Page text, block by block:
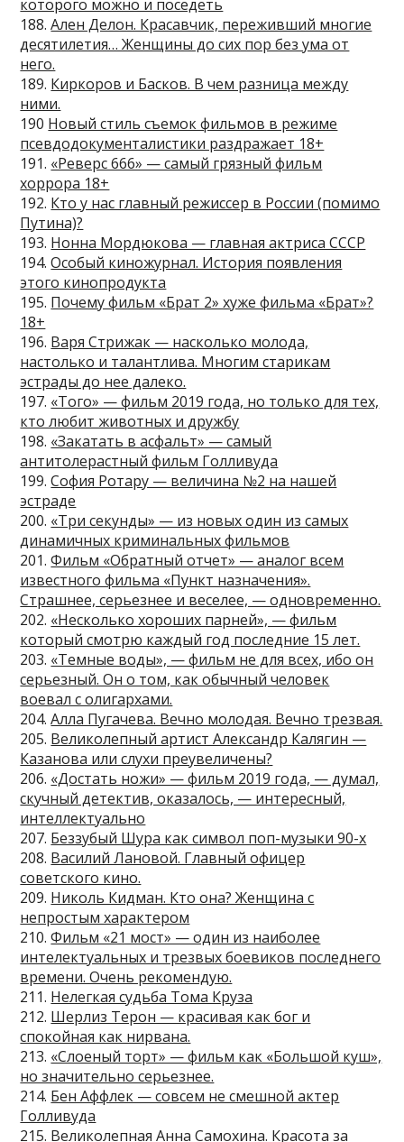
которого можно и поседеть
188.Ален Делон. Красавчик, переживший многие
десятилетия… Женщины до сих пор без ума от
него.
189. Киркоров и Басков. В чем разница между
ними.
190 Новый стиль съемок фильмов в режиме
псевдодокументалистики раздражает 18+
191. «Реверс 666» — самый грязный фильм
хоррора 18+
192. Кто у нас главный режиссер в России (помимо
Путина)?
193. Нонна Мордюкова — главная актриса СССР
194.Особый киножурнал. История появления
этого кинопродукта
195. Почему фильм «Брат 2» хуже фильма «Брат»?
18+
196. Варя Стрижак — насколько молода,
настолько и талантлива. Многим старикам
эстрады до нее далеко.
197. «Того» — фильм 2019 года, но только для тех,
кто любит животных и дружбу
198. «Закатать в асфальт» — самый
антитолерастный фильм Голливуда
199.София Ротару — величина №2 на нашей
эстраде
200. «Три секунды» — из новых один из самых
динамичных криминальных фильмов
201.Фильм «Обратный отчет» — аналог всем
известного фильма «Пункт назначения».
Страшнее, серьезнее и веселее, — одновременно.
202. «Несколько хороших парней», — фильм
который смотрю каждый год последние 15 лет.
203. «Темные воды», — фильм не для всех, ибо он
серьезный. Он о том, как обычный человек
воевал с олигархами.
204.Алла Пугачева. Вечно молодая. Вечно трезвая.
205. Великолепный артист Александр Калягин —
Казанова или слухи преувеличены?
206. «Достать ножи» — фильм 2019 года, — думал,
скучный детектив, оказалось, — интересный,
интеллектуально
207. Беззубый Шура как символ поп-музыки 90-х
208. Василий Лановой. Главный офицер
советского кино.
209. Николь Кидман. Кто она? Женщина с
непростым характером
210.Фильм «21 мост» — один из наиболее
интелектуальных и трезвых боевиков последнего
времени. Очень рекомендую.
211. Нелегкая судьба Тома Круза
212. Шерлиз Терон — красивая как бог и
спокойная как нирвана.
213. «Слоеный торт» — фильм как «Большой куш»,
но значительно серьезнее.
214. Бен Аффлек — совсем не смешной актер
Голливуда
215. Великолепная Анна Самохина. Красота за